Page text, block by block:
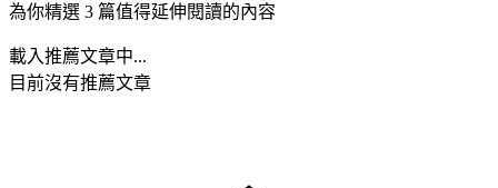
為你精選 3 篇值得延伸閱讀的內容
載入推薦文章中...
目前沒有推薦文章